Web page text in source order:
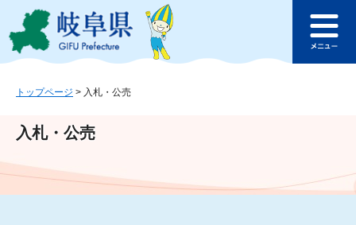
ジ
ュ
文
このページの本文へ
ュ
トップページ > 入札・公売
入札・公売